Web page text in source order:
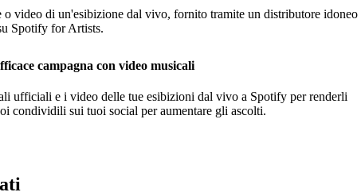
video di un'esibizione dal vivo, fornito tramite un distributore idoneo
Spotify for Artists.
campagna con video musicali
ufficiali e i video delle tue esibizioni dal vivo a Spotify per renderli
condividili sui tuoi social per aumentare gli ascolti.